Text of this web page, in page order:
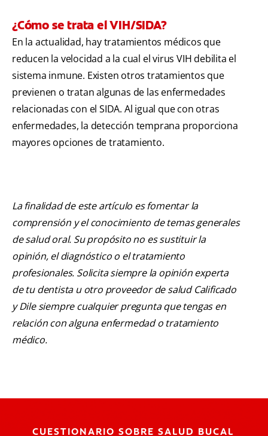
¿Cómo se trata el VIH/SIDA?
En la actualidad, hay tratamientos médicos que
reducen la velocidad a la cual el virus VIH debilita el
sistema inmune. Existen otros tratamientos que
previenen o tratan algunas de las enfermedades
relacionadas con el SIDA. Al igual que con otras
enfermedades, la detección temprana proporciona
mayores opciones de tratamiento.
La finalidad de este artículo es fomentar la
comprensión y el conocimiento de temas generales
de salud oral. Su propósito no es sustituir la
opinión, el diagnóstico o el tratamiento
profesionales. Solicita siempre la opinión experta
de tu dentista u otro proveedor de salud Calificado
y Dile siempre cualquier pregunta que tengas en
relación con alguna enfermedad o tratamiento
médico.
CUESTIONARIO SOBRE SALUD BUCAL